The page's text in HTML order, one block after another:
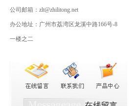
公司邮箱：zlt@zhilitong.net
办公地址：广州市荔湾区龙溪中路166号-8
一楼之二